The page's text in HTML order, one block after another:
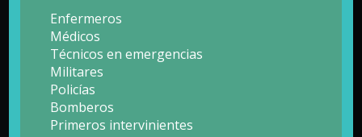
Contacto
Formulario de Contacto
Teléfono: 608 43 47 42
Enfermeros
Médicos
Técnicos en emergencias
Militares
Policías
Bomberos
Primeros intervinientes